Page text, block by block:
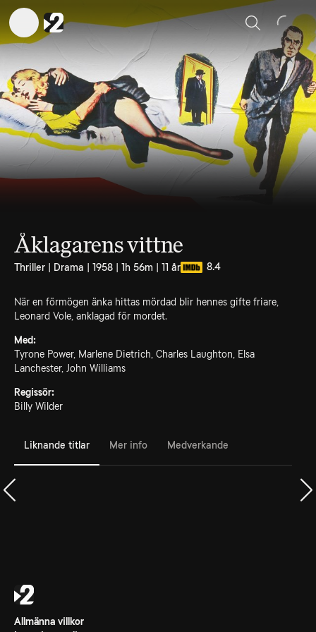
Sök
Åklagarens vittne
Thriller | Drama | 1958 | 1h 56m | 11 år 8.4
När en förmögen änka hittas mördad blir hennes gifte friare,
Leonard Vole, anklagad för mordet.
Med:
Tyrone Power, Marlene Dietrich, Charles Laughton, Elsa
Lanchester, John Williams
Regissör:
Billy Wilder
Liknande titlar Mer info Medverkande
Allmänna villkor